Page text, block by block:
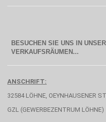
BESUCHEN SIE UNS IN
VERKAUFSRÄUMEN...
ANSCHRIFT:
32584 LÖHNE, OEYNHAUSENER
GZL (GEWERBEZENTRUM LÖHNE)